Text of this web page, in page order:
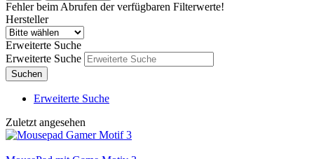
Fehler beim Abrufen der verfügbaren Filterwerte!
Hersteller
Erweiterte Suche
Erweiterte Suche
Suchen
Erweiterte Suche
Zuletzt angesehen